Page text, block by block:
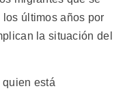
últimos años por
la situación del
está